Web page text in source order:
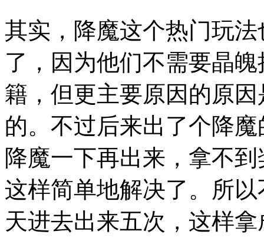
其实，降魔这个热门玩
了，因为他们不需要晶
籍，但更主要原因的原
的。不过后来出了个降
降魔一下再出来，拿不
这样简单地解决了。所
天进去出来五次，这样